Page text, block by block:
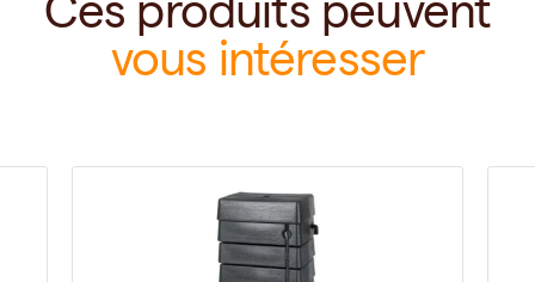
Ces produits peuvent
vous intéresser